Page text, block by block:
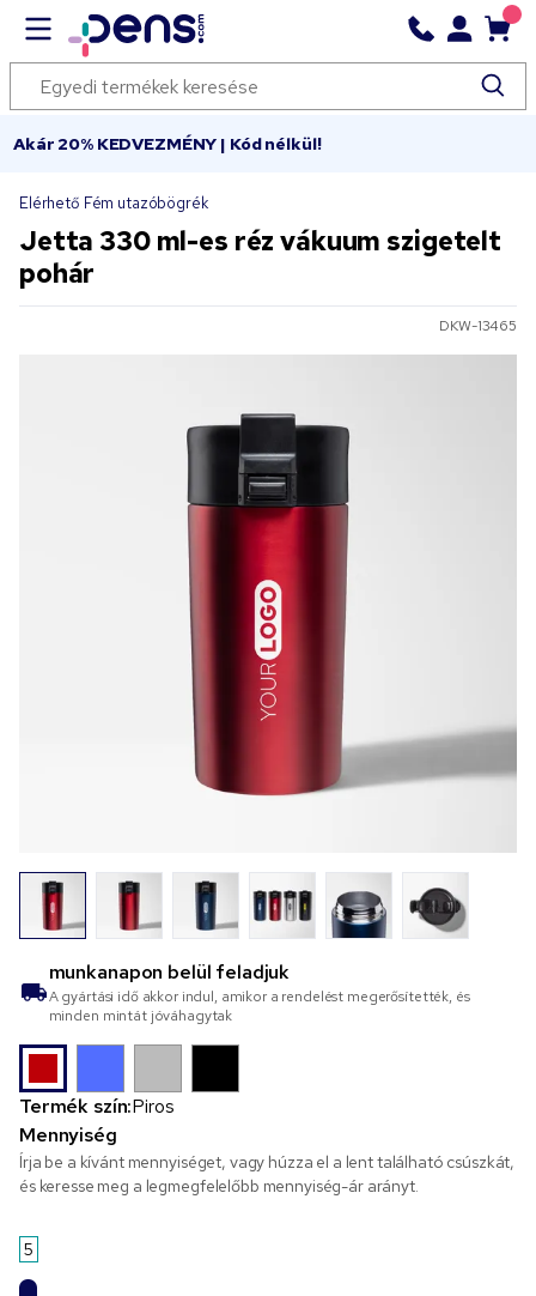
Akár 20% KEDVEZMÉNY | Kód nélkül!
Elérhető Fém utazóbögrék
Jetta 330 ml-es réz vákuum szigetelt
pohár
DKW-13465
munkanapon belül feladjuk
A gyártási idő akkor indul, amikor a rendelést megerősítették, és
minden mintát jóváhagytak
Termék szín:Piros
Mennyiség
Írja be a kívánt mennyiséget, vagy húzza el a lent található csúszkát,
és keresse meg a legmegfelelőbb mennyiség-ár arányt.
5